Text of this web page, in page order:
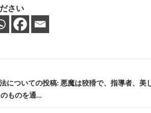
さい
についての投稿: 悪魔は狡猾で、指導者、美
ものを通…